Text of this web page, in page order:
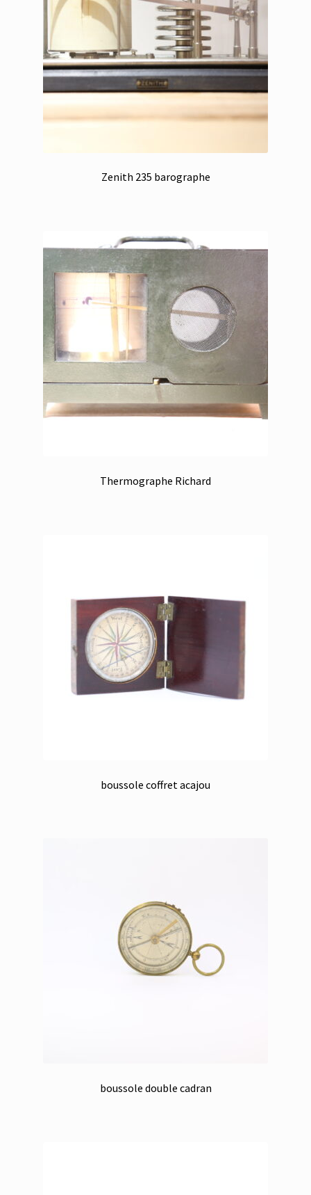
Zenith 235 barographe
Thermographe Richard
boussole coffret acajou
boussole double cadran